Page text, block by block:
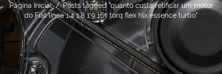
Página Inicial / Posts tagged "quanto custa retificar um motor
do Fiat linea 1.4 1.8 1.9 16v torq flex hlx essence turbo"